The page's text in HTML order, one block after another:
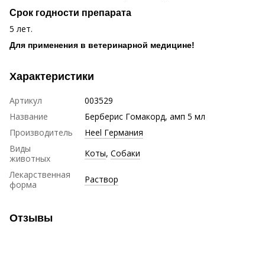
Срок годности препарата
5 лет.
Для применения в ветеринарной медицине!
Характеристики
Артикул
003529
Название
Берберис Гомакорд, амп 5 мл
Производитель
Heel Германия
Виды
животных
Коты, Собаки
Лекарственная
форма
Раствор
Отзывы